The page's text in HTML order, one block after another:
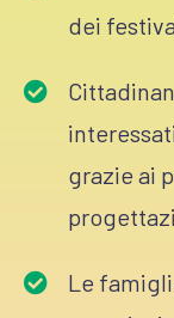
dei
grazie ai
Le